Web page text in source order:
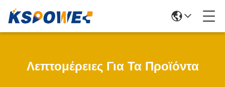
Λεπτομέρειες Για Τα Προϊόντα